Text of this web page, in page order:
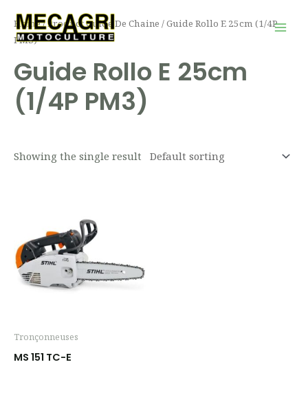
contenu
Home/ Product Guide De Chaine / Guide Rollo E 25cm (1/4P
PM3)
Guide Rollo E 25cm
(1/4P PM3)
Showing the single result
Tronçonneuses
MS 151 TC-E